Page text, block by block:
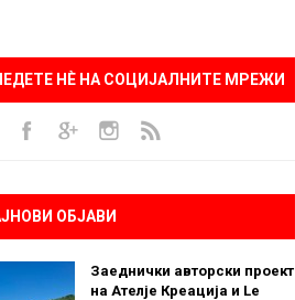
НÈ НА СОЦИЈАЛНИТЕ МРЕЖИ
ОБЈАВИ
Заеднички авторски проект
на Ателје Креација и Le